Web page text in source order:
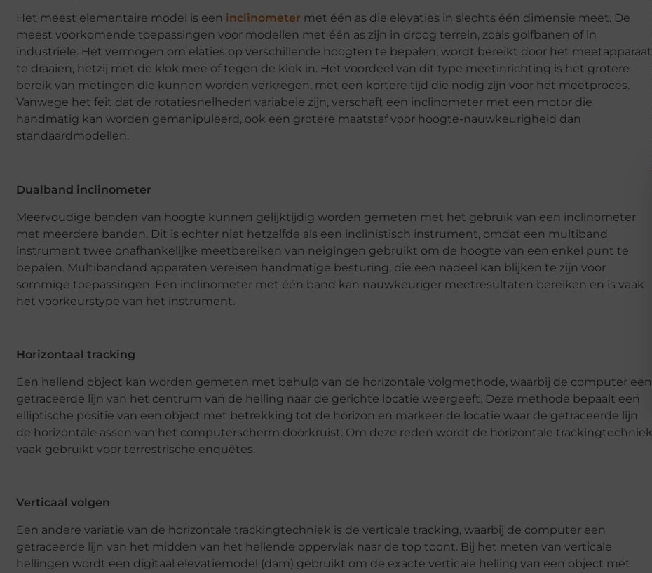
Het meest elementaire model is een inclinometer met één as die elevaties in slechts één dimensie meet. De
meest voorkomende toepassingen voor modellen met één as zijn in droog terrein, zoals golfbanen of in
industriële. Het vermogen om elaties op verschillende hoogten te bepalen, wordt bereikt door het meetapparaat
te draaien, hetzij met de klok mee of tegen de klok in. Het voordeel van dit type meetinrichting is het grotere
bereik van metingen die kunnen worden verkregen, met een kortere tijd die nodig zijn voor het meetproces.
Vanwege het feit dat de rotatiesnelheden variabele zijn, verschaft een inclinometer met een motor die
handmatig kan worden gemanipuleerd, ook een grotere maatstaf voor hoogte-nauwkeurigheid dan
standaardmodellen.
Dualband inclinometer
Meervoudige banden van hoogte kunnen gelijktijdig worden gemeten met het gebruik van een inclinometer
met meerdere banden. Dit is echter niet hetzelfde als een inclinistisch instrument, omdat een multiband
instrument twee onafhankelijke meetbereiken van neigingen gebruikt om de hoogte van een enkel punt te
bepalen. Multibandand apparaten vereisen handmatige besturing, die een nadeel kan blijken te zijn voor
sommige toepassingen. Een inclinometer met één band kan nauwkeuriger meetresultaten bereiken en is vaak
het voorkeurstype van het instrument.
Horizontaal tracking
Een hellend object kan worden gemeten met behulp van de horizontale volgmethode, waarbij de computer een
getraceerde lijn van het centrum van de helling naar de gerichte locatie weergeeft. Deze methode bepaalt een
elliptische positie van een object met betrekking tot de horizon en markeer de locatie waar de getraceerde lijn
de horizontale assen van het computerscherm doorkruist. Om deze reden wordt de horizontale trackingtechniek
vaak gebruikt voor terrestrische enquêtes.
Verticaal volgen
Een andere variatie van de horizontale trackingtechniek is de verticale tracking, waarbij de computer een
getraceerde lijn van het midden van het hellende oppervlak naar de top toont. Bij het meten van verticale
hellingen wordt een digitaal elevatiemodel (dam) gebruikt om de exacte verticale helling van een object met